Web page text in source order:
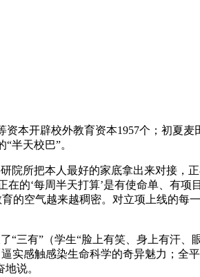
开辟校外教育资本1957个；初夏麦
半天校巴”。
所把本人最好的家底拿出来对接，
的‘每周半天打算’是有使命单、有
的空气越来越稠密。对立项上线的
有”（学生“脸上有笑、身上有汗、
感触感染生命科学的奇异魅力；全
说。